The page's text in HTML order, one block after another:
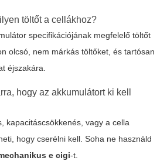
töltőt a cellákhoz?
specifikációjának megfelelő töltőt
olcsó, nem márkás töltőket, és tartósan
éjszakára.
hogy az akkumulátort ki kell
kapacitáscsökkenés, vagy a cella
hogy cserélni kell. Soha ne használd
e cigi-t.